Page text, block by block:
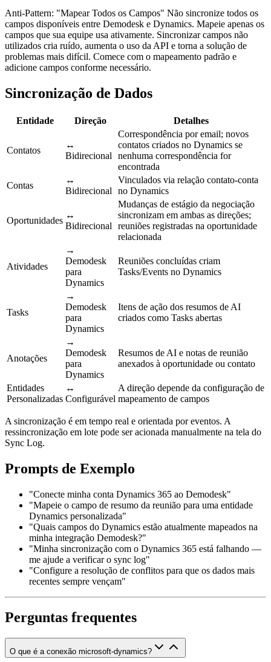
Anti-Pattern: "Mapear Todos os Campos" Não sincronize todos os
campos disponíveis entre Demodesk e Dynamics. Mapeie apenas os
campos que sua equipe usa ativamente. Sincronizar campos não
utilizados cria ruído, aumenta o uso da API e torna a solução de
problemas mais difícil. Comece com o mapeamento padrão e
adicione campos conforme necessário.
Sincronização de Dados
Entidade Direção Detalhes
Contatos
↔
Bidirecional
Correspondência por email; novos
contatos criados no Dynamics se
nenhuma correspondência for
encontrada
Contas
↔
Bidirecional
Vinculados via relação contato-conta
no Dynamics
Oportunidades
↔
Bidirecional
Mudanças de estágio da negociação
sincronizam em ambas as direções;
reuniões registradas na oportunidade
relacionada
Atividades
→
Demodesk
para
Dynamics
Reuniões concluídas criam
Tasks/Events no Dynamics
Tasks
→
Demodesk
para
Dynamics
Itens de ação dos resumos de AI
criados como Tasks abertas
Anotações
→
Demodesk
para
Dynamics
Resumos de AI e notas de reunião
anexados à oportunidade ou contato
Entidades
Personalizadas
↔
Configurável
A direção depende da configuração de
mapeamento de campos
A sincronização é em tempo real e orientada por eventos. A
ressincronização em lote pode ser acionada manualmente na tela do
Sync Log.
Prompts de Exemplo
"Conecte minha conta Dynamics 365 ao Demodesk"
"Mapeie o campo de resumo da reunião para uma entidade
Dynamics personalizada"
"Quais campos do Dynamics estão atualmente mapeados na
minha integração Demodesk?"
"Minha sincronização com o Dynamics 365 está falhando —
me ajude a verificar o sync log"
"Configure a resolução de conflitos para que os dados mais
recentes sempre vençam"
Perguntas frequentes
O que é a conexão microsoft-dynamics?